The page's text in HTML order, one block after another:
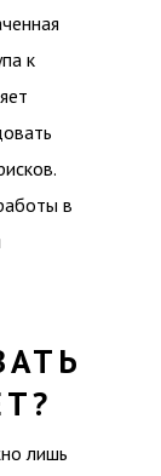
к
в
лишь